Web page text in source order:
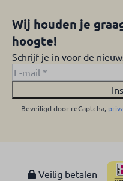
Wij houden je
hoogte!
Schrijf je in voor de
Beveiligd door reCaptcha,
Veilig betalen